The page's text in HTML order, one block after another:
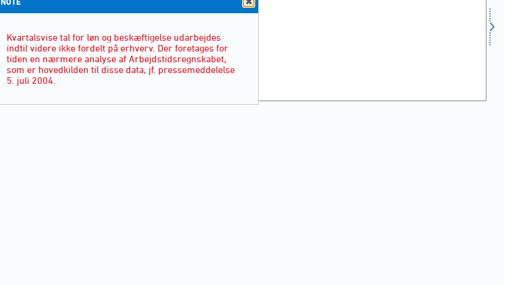
Kvartalsvise tal for løn og beskæftigelse udarbejdes
indtil videre ikke fordelt på erhverv. Der foretages for
tiden en nærmere analyse af Arbejdstidsregnskabet,
som er hovedkilden til disse data, jf. pressemeddelelse
5. juli 2004.